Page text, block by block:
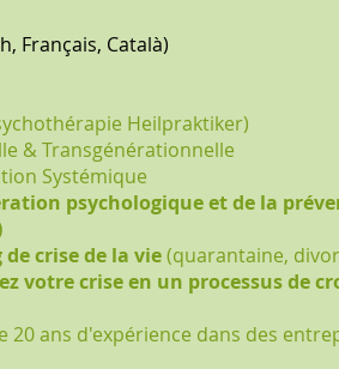
Français, Català)
Heilpraktiker)
& Transgénérationnelle
Systémique
psychologique et de la
crise de la vie(quarantaine,
votre crise en un processus de
20 ans d'expérience dans des